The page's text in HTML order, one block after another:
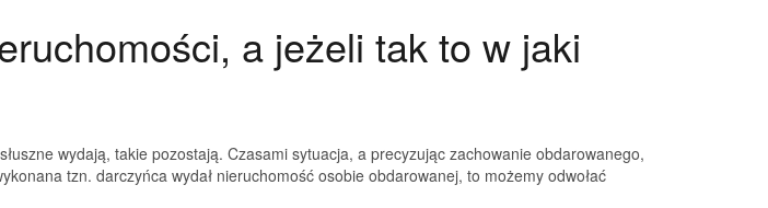
a jeżeli tak to w jaki
wydają, takie pozostają. Czasami sytuacja, a precyzując zachowanie obdarowanego,
tzn. darczyńca wydał nieruchomość osobie obdarowanej, to możemy odwołać